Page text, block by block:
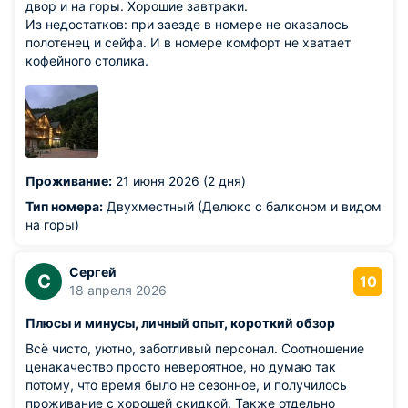
двор и на горы. Хорошие завтраки.
Из недостатков: при заезде в номере не оказалось
полотенец и сейфа. И в номере комфорт не хватает
кофейного столика.
Проживание: 21 июня 2026 (2 дня)
Тип номера: Двухместный (Делюкс с балконом и видом
на горы)
С
Сергей
18 апреля 2026
10
Плюсы и минусы, личный опыт, короткий обзор
Всё чисто, уютно, заботливый персонал. Соотношение
ценакачество просто невероятное, но думаю так
потому, что время было не сезонное, и получилось
проживание с хорошей скидкой. Также отдельно